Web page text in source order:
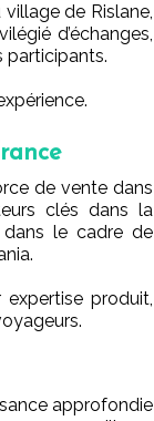
de Rislane,
d’échanges,
participants.
de vente dans
clés dans la
dans le cadre de
produit,
approfondie